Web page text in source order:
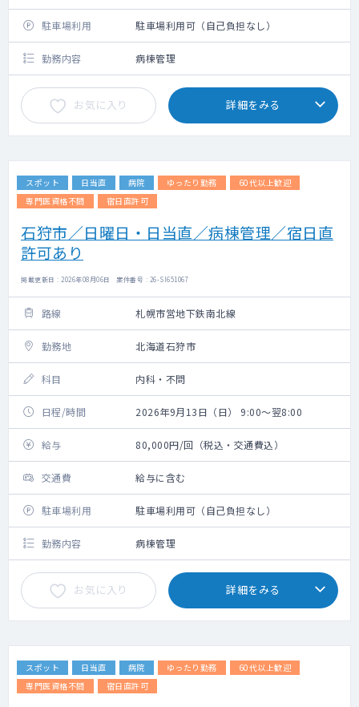
駐車場利用 駐車場利用可（自己負担なし）
勤務内容 病棟管理
お気に入り 詳細をみる
スポット 日当直 病院 ゆったり勤務
60代以上歓迎
専門医資格不問
宿日直許可
石狩市／日曜日・日当直／病棟管理／宿日直
許可あり
掲載更新日 : 2026年08月06日 案件番号 : 26-SI651067
路線 札幌市営地下鉄南北線
勤務地 北海道石狩市
科目 内科・不問
日程/時間 2026年9月13日（日） 9:00～翌8:00
給与 80,000円/回（税込・交通費込）
交通費 給与に含む
駐車場利用 駐車場利用可（自己負担なし）
勤務内容 病棟管理
お気に入り 詳細をみる
スポット 日当直 病院 ゆったり勤務
60代以上歓迎
専門医資格不問
宿日直許可